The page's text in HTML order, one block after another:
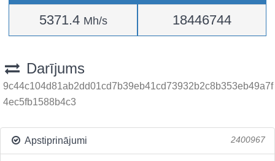
5371.4 Mh/s 18446744
Darījums
9c44c104d81ab2dd01cd7b39eb41cd73932b2c8b353eb49a7f
4ec5fb1588b4c3
Apstiprinājumi 2400967